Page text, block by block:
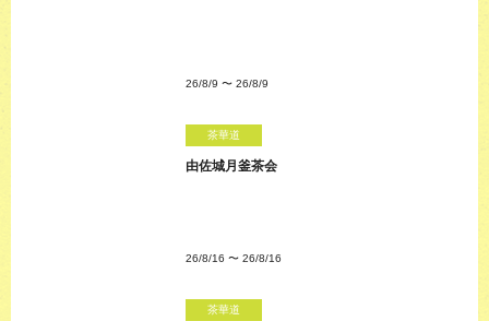
26/8/9 〜 26/8/9
茶華道
由佐城月釜茶会
26/8/16 〜 26/8/16
茶華道